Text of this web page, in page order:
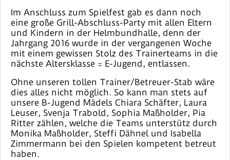
Im Anschluss zum Spielfest gab es dann noch
eine große Grill-Abschluss-Party mit allen Eltern
und Kindern in der Helmbundhalle, denn der
Jahrgang 2016 wurde in der vergangenen Woche
mit einem gewissen Stolz des Trainerteams in die
nächste Altersklasse = E-Jugend, entlassen.
Ohne unseren tollen Trainer/Betreuer-Stab wäre
dies alles nicht möglich. So kann man stets auf
unsere B-Jugend Mädels Chiara Schäfter, Laura
Leuser, Svenja Trabold, Sophia Maßholder, Pia
Ritter zählen, welche die Teams unterstütz durch
Monika Maßholder, Steffi Dähnel und Isabella
Zimmermann bei den Spielen kompetent betreut
haben.